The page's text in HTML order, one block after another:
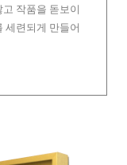
작품을 돋보이
세련되게 만들어